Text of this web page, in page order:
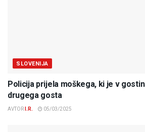
SLOVENIJA
Policija prijela moškega, ki je v
drugega gosta
AVTOR I.R. 05/03/2025